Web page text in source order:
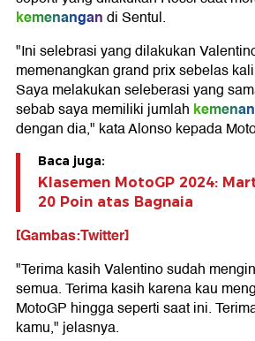
kemenangandi Sentul.
"Ini selebrasi yang dilakukan
memenangkan grand prix sebelas
Saya melakukan seleberasi yang
sebab saya memiliki jumlah
dengan dia," kata Alonso kepada
Baca juga:
Klasemen MotoGP 2024:
20 Poin atas Bagnaia
[Gambas:Twitter]
"Terima kasih Valentino sudah
semua. Terima kasih karena kau
MotoGP hingga seperti saat ini.
kamu," jelasnya.